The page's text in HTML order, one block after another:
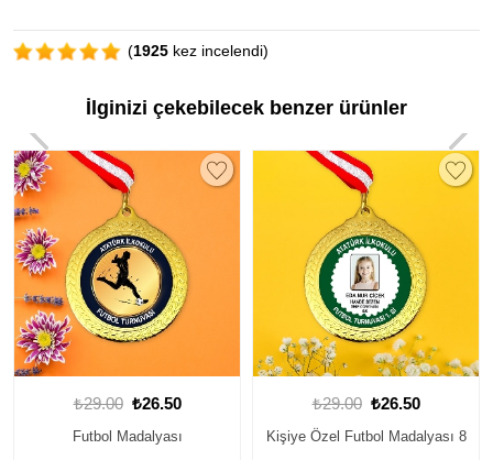
(1925 kez incelendi)
İlginizi çekebilecek benzer ürünler
₺29.00 ₺26.50
Kişiye Özel Futbol Madalyası 8
₺29.00 ₺26.50
Kişiye Özel Futbol Madalyası 9